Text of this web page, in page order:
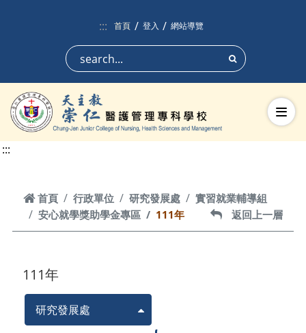
:::
首頁 登入 網站導覽
搜尋
切換
:::
首頁
首頁 行政單位 研究發展處
實習就業輔導組
安心就學獎助學金專區
111年 返回上一層
返回上一層
111年
研究發展處